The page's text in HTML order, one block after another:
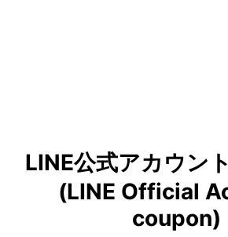
LINE公式アカウン
(LINE Official
coupon)